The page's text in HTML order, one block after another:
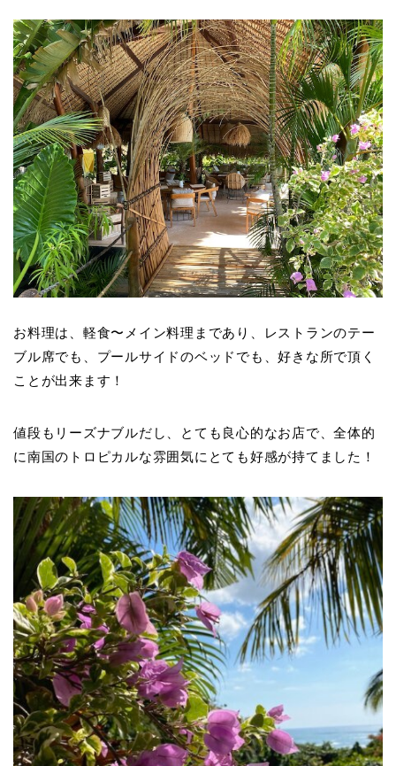
お料理は、軽食〜メイン料理まであり、レストランのテー
ブル席でも、プールサイドのベッドでも、好きな所で頂く
ことが出来ます！
値段もリーズナブルだし、とても良心的なお店で、全体的
に南国のトロピカルな雰囲気にとても好感が持てました！